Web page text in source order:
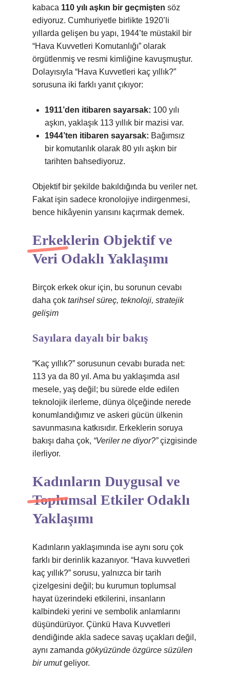
kabaca 110 yılı aşkın bir geçmişten söz
ediyoruz. Cumhuriyetle birlikte 1920’li
yıllarda gelişen bu yapı, 1944’te müstakil bir
“Hava Kuvvetleri Komutanlığı” olarak
örgütlenmiş ve resmi kimliğine kavuşmuştur.
Dolayısıyla “Hava Kuvvetleri kaç yıllık?”
sorusuna iki farklı yanıt çıkıyor:
1911’den itibaren sayarsak: 100 yılı
aşkın, yaklaşık 113 yıllık bir mazisi var.
1944’ten itibaren sayarsak: Bağımsız
bir komutanlık olarak 80 yılı aşkın bir
tarihten bahsediyoruz.
Objektif bir şekilde bakıldığında bu veriler net.
Fakat işin sadece kronolojiye indirgenmesi,
bence hikâyenin yarısını kaçırmak demek.
Erkeklerin Objektif ve
Veri Odaklı Yaklaşımı
Birçok erkek okur için, bu sorunun cevabı
daha çok tarihsel süreç, teknoloji, stratejik
gelişim
Sayılara dayalı bir bakış
“Kaç yıllık?” sorusunun cevabı burada net:
113 ya da 80 yıl. Ama bu yaklaşımda asıl
mesele, yaş değil; bu sürede elde edilen
teknolojik ilerleme, dünya ölçeğinde nerede
konumlandığımız ve askeri gücün ülkenin
savunmasına katkısıdır. Erkeklerin soruya
bakışı daha çok, “Veriler ne diyor?”çizgisinde
ilerliyor.
Kadınların Duygusal ve
Toplumsal Etkiler Odaklı
Yaklaşımı
Kadınların yaklaşımında ise aynı soru çok
farklı bir derinlik kazanıyor. “Hava kuvvetleri
kaç yıllık?” sorusu, yalnızca bir tarih
çizelgesini değil; bu kurumun toplumsal
hayat üzerindeki etkilerini, insanların
kalbindeki yerini ve sembolik anlamlarını
düşündürüyor. Çünkü Hava Kuvvetleri
dendiğinde akla sadece savaş uçakları değil,
aynı zamanda gökyüzünde özgürce süzülen
bir umutgeliyor.